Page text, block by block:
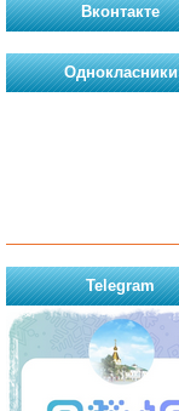
Вконтакте
Однокласники
Telegram